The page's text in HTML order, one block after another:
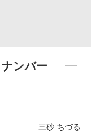
ンバー
三砂 ちづる